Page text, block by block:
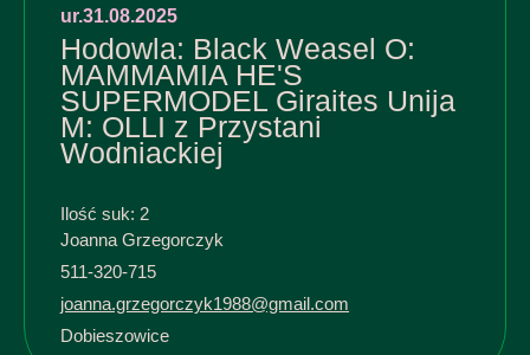
ur.31.08.2025
Hodowla: Black Weasel O:
MAMMAMIA HE'S
SUPERMODEL Giraites Unija
M: OLLI z Przystani
Wodniackiej
Ilość suk: 2
Joanna Grzegorczyk
511-320-715
joanna.grzegorczyk1988@gmail.com
Dobieszowice